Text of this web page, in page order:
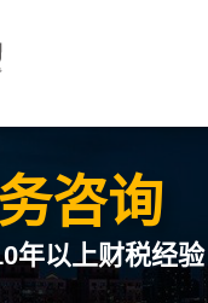
咨询
年以上财税经验